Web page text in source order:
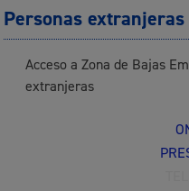
Personas extranjeras
Acceso a Zona de Bajas
extranjeras